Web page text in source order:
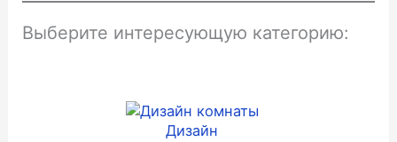
Выберите интересующую категорию:
Дизайн